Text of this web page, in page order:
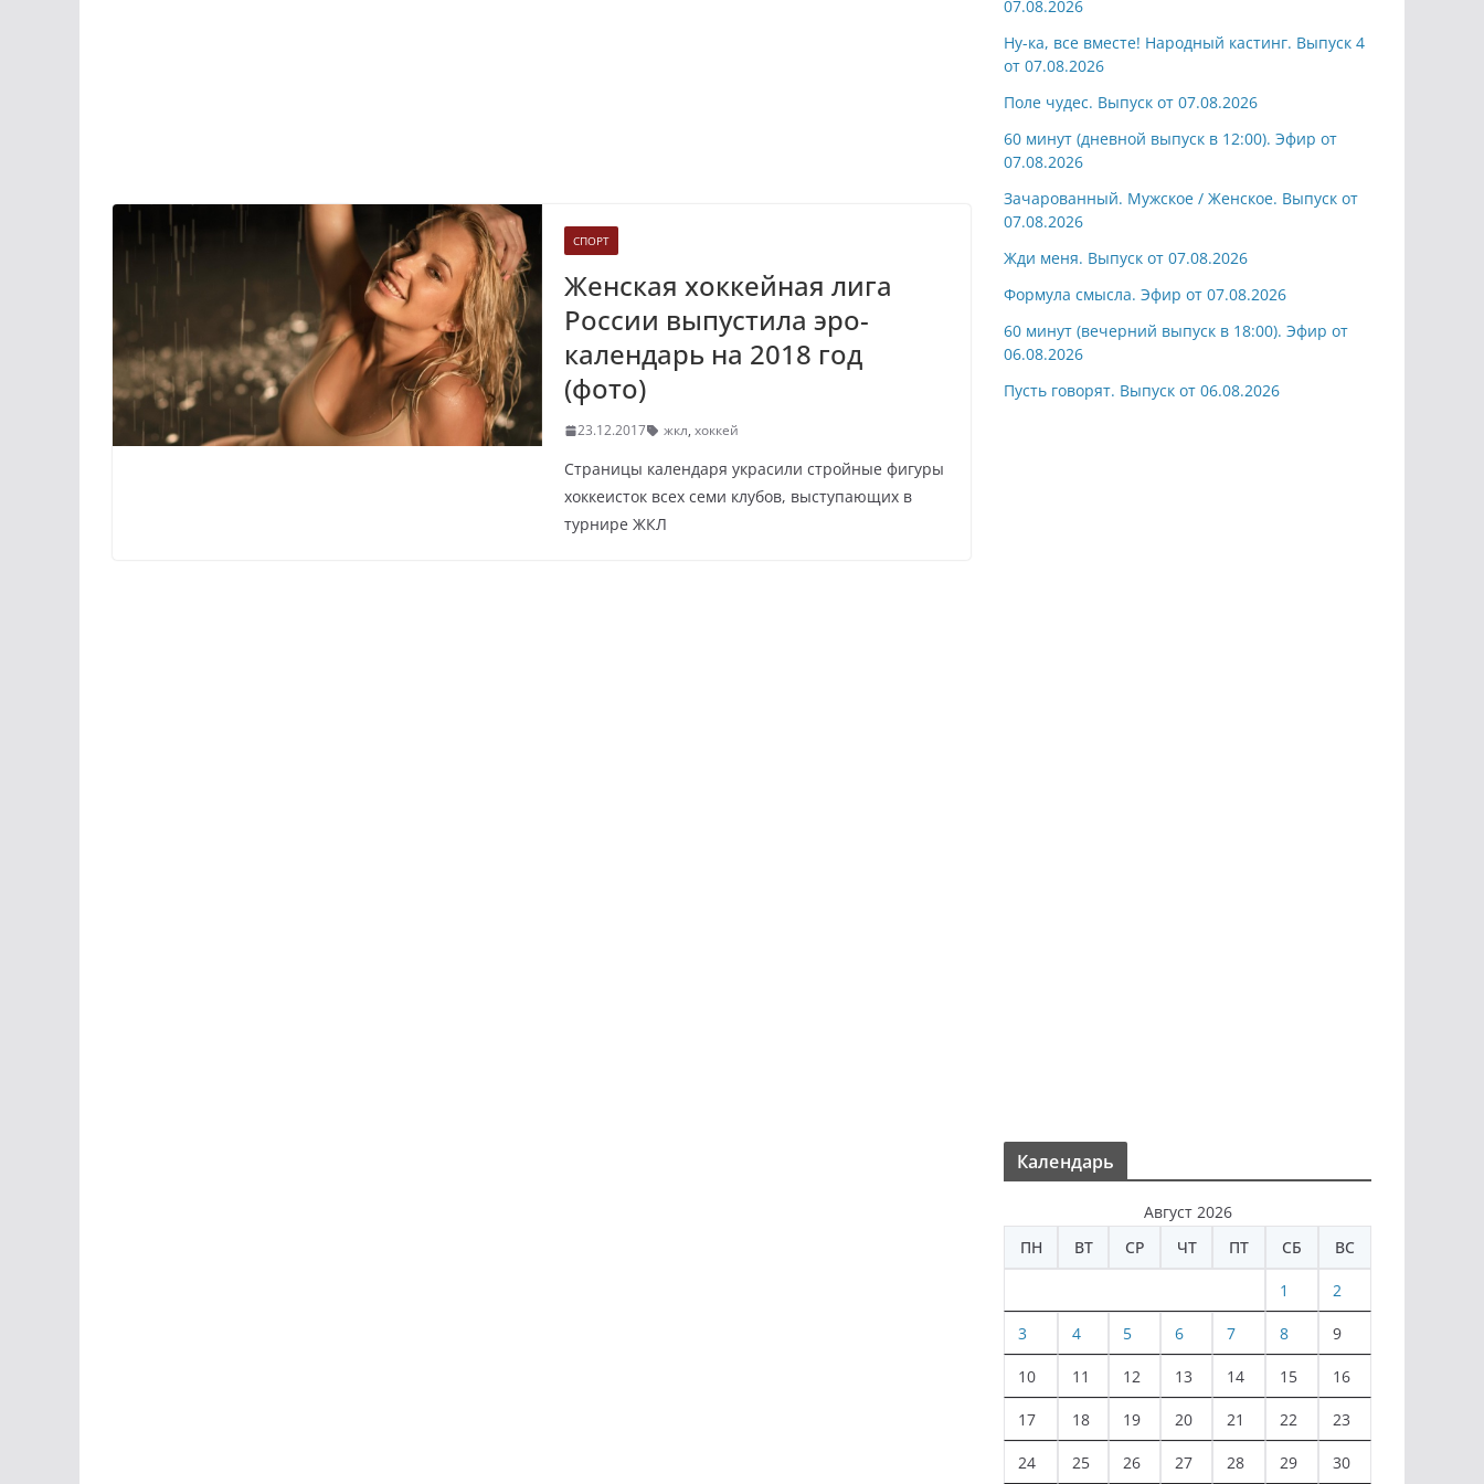
СПОРТ
Женская хоккейная лига
России выпустила эро-
календарь на 2018 год
(фото)
23.12.2017 жкл, хоккей
Страницы календаря украсили стройные фигуры
хоккеисток всех семи клубов, выступающих в
турнире ЖКЛ
07.08.2026
Ну-ка, все вместе! Народный кастинг. Выпуск 4
от 07.08.2026
Поле чудес. Выпуск от 07.08.2026
60 минут (дневной выпуск в 12:00). Эфир от
07.08.2026
Зачарованный. Мужское / Женское. Выпуск от
07.08.2026
Жди меня. Выпуск от 07.08.2026
Формула смысла. Эфир от 07.08.2026
60 минут (вечерний выпуск в 18:00). Эфир от
06.08.2026
Пусть говорят. Выпуск от 06.08.2026
Календарь
Август 2026
ПН
ВТ СР ЧТ ПТ СБ ВС
1 2
3 4 5 6 7 8 9
10 11 12 13 14 15 16
17 18 19 20 21 22 23
24 25 26 27 28 29 30